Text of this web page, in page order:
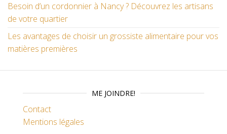
Besoin d’un cordonnier à Nancy ? Découvrez les artisans
de votre quartier
Les avantages de choisir un grossiste alimentaire pour vos
matières premières
ME JOINDRE!
Contact
Mentions légales